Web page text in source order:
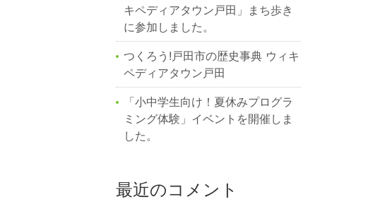
キペディアタウン戸田」まち歩き
に参加しました。
つくろう!戸田市の歴史事典 ウィキ
ペディアタウン戸田
「小中学生向け！夏休みプログラ
ミング体験」イベントを開催しま
した。
最近のコメント